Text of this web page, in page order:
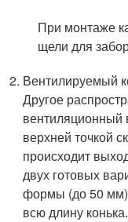
При монтаже
щели для
Вентилируемый
Другое
вентиляционный
верхней точкой
происходит
двух готовых
формы (до 50 мм)
всю длину конька.